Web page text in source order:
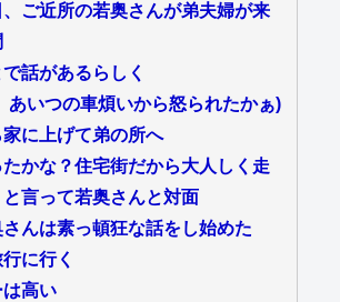
ご近所の若奥さんが弟夫婦が来
話があるらしく
あいつの車煩いから怒られたかぁ)
に上げて弟の所へ
かな？住宅街だから大人しく走
言って若奥さんと対面
さんは素っ頓狂な話をし始めた
に行く
は高い